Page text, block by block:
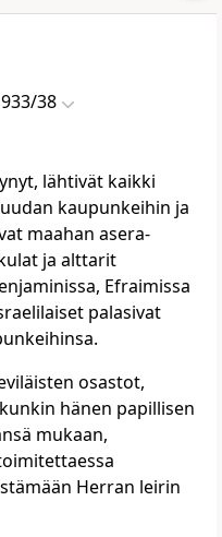
38
lähtivät kaikki
kaupunkeihin ja
maahan asera-
ja alttarit
Efraimissa
palasivat
osastot,
hänen papillisen
mukaan,
Herran leirin